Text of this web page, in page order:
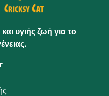
υγιής ζωή για το